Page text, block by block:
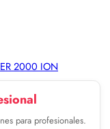
2000 ION
para profesionales.